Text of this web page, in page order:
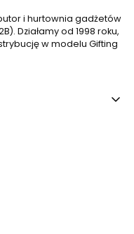
i hurtownia gadżetów
Działamy od 1998 roku,
w modelu Gifting